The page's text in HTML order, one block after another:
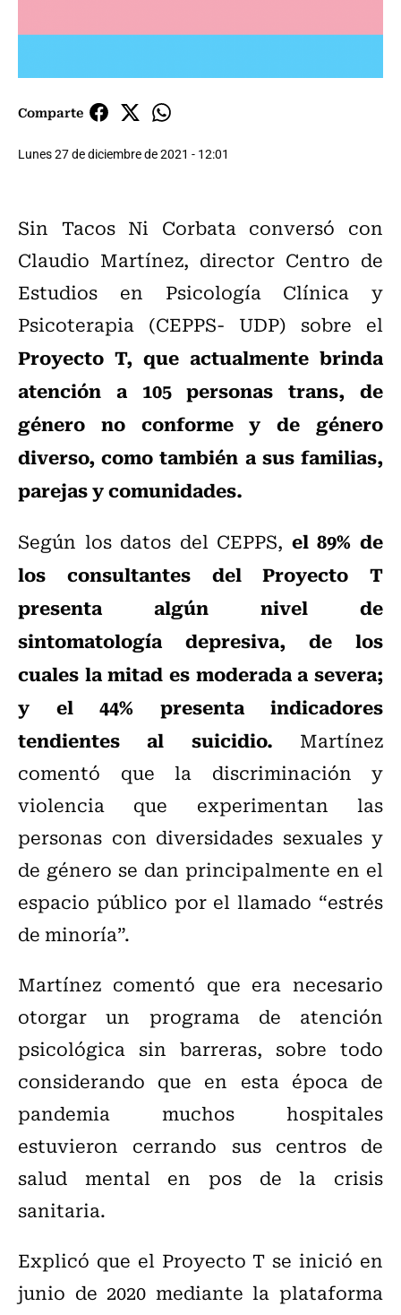
Comparte
Lunes 27 de diciembre de 2021 - 12:01
Sin Tacos Ni Corbata conversó con
Claudio Martínez, director Centro de
Estudios en Psicología Clínica y
Psicoterapia (CEPPS- UDP) sobre el
Proyecto T, que actualmente brinda
atención a 105 personas trans, de
género no conforme y de género
diverso, como también a sus familias,
parejas y comunidades.
Según los datos del CEPPS, el 89% de
los consultantes del Proyecto T
presenta algún nivel de
sintomatología depresiva, de los
cuales la mitad es moderada a severa;
y el 44% presenta indicadores
tendientes al suicidio. Martínez
comentó que la discriminación y
violencia que experimentan las
personas con diversidades sexuales y
de género se dan principalmente en el
espacio público por el llamado “estrés
de minoría”.
Martínez comentó que era necesario
otorgar un programa de atención
psicológica sin barreras, sobre todo
considerando que en esta época de
pandemia muchos hospitales
estuvieron cerrando sus centros de
salud mental en pos de la crisis
sanitaria.
Explicó que el Proyecto T se inició en
junio de 2020 mediante la plataforma